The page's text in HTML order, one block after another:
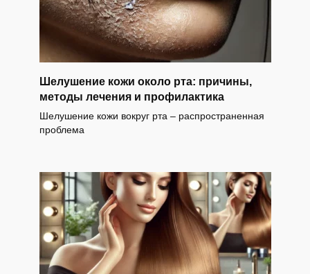
Шелушение кожи около рта: причины,
методы лечения и профилактика
Шелушение кожи вокруг рта – распространенная
проблема